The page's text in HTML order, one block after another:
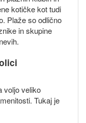
kotičke kot tudi
Plaže so odlično
in skupine
voljo veliko
Tukaj je